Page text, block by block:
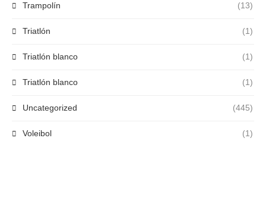
Trampolín (13)
Triatlón (1)
Triatlón blanco (1)
Triatlón blanco (1)
Uncategorized (445)
Voleibol (1)